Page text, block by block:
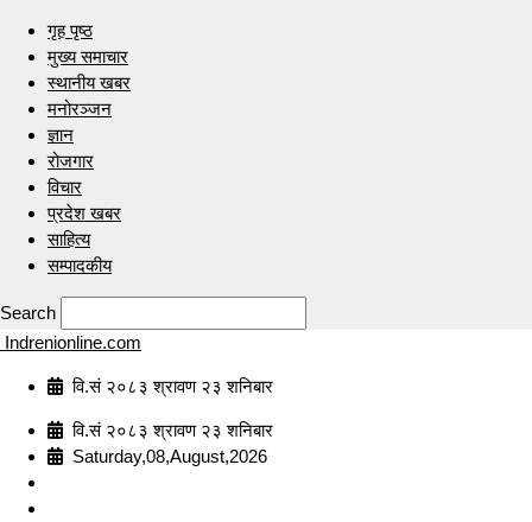
गृह पृष्ठ
मुख्य समाचार
स्थानीय खबर
मनोरञ्जन
ज्ञान
रोजगार
विचार
प्रदेश खबर
साहित्य
सम्पादकीय
Search
Indrenionline.com
वि.सं २०८३ श्रावण २३ शनिबार
वि.सं २०८३ श्रावण २३ शनिबार
Saturday,08,August,2026